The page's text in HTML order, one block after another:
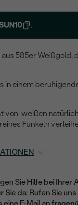
.
585er Weißgold,
in einem
von weißen
Funkeln
Sie Hilfe bei Ihrer
Sie da: Rufen Sie